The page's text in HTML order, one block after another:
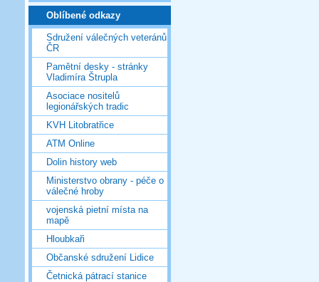
Oblíbené odkazy
Sdružení válečných veteránů
ČR
Pamětní desky - stránky
Vladimíra Štrupla
Asociace nositelů
legionářských tradic
KVH Litobratřice
ATM Online
Dolin history web
Ministerstvo obrany - péče o
válečné hroby
vojenská pietní místa na
mapě
Hloubkaři
Občanské sdružení Lidice
Četnická pátrací stanice